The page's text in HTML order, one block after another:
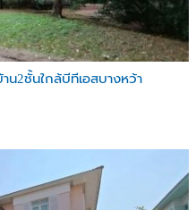
2ชั้นใกล้บีทีเอสบางหว้า